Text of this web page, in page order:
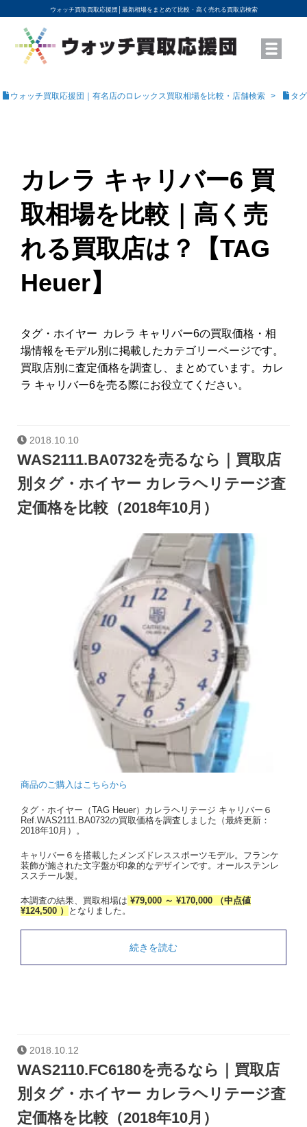
ウォッチ買取買取応援団│ 最新相場をまとめて比較・高く売れる買取店検索
YouTubeで動画を公開中
ROLEXモデル名から買取相場を調べる
高級時計ブランド名から買取相場を調べる
地域から買取店を探す
店舗名から買取店を探す
ブランド時計を高く売る方法
買取査定を依頼する
ウォッチ買取応援団｜有名店のロレックス買取相場を比較・店舗検索 タ
カレラ キャリバー6 買
取相場を比較｜高く売
れる買取店は？【TAG
Heuer】
タグ・ホイヤー カレラ キャリバー6の買取価格・相
場情報をモデル別に掲載したカテゴリーページです。
買取店別に査定価格を調査し、まとめています。カレ
ラ キャリバー6を売る際にお役立てください。
2018.10.10
WAS2111.BA0732を売るなら｜買取店
別タグ・ホイヤー カレラヘリテージ査
定価格を比較（2018年10月）
商品のご購入はこちらから
タグ・ホイヤー（TAG Heuer）カレラヘリテージ キャリバー６
Ref.WAS2111.BA0732の買取価格を調査しました（最終更新：
2018年10月）。
キャリバー６を搭載したメンズドレススポーツモデル。フランケ
装飾が施された文字盤が印象的なデザインです。オールステンレ
ススチール製。
本調査の結果、買取相場は ¥79,000 ～ ¥170,000 （中点値
¥124,500 ）
となりました。
続きを読む
2018.10.12
WAS2110.FC6180を売るなら｜買取店
別タグ・ホイヤー カレラヘリテージ査
定価格を比較（2018年10月）